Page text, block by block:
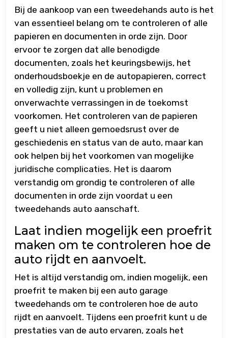
Bij de aankoop van een tweedehands auto is het
van essentieel belang om te controleren of alle
papieren en documenten in orde zijn. Door
ervoor te zorgen dat alle benodigde
documenten, zoals het keuringsbewijs, het
onderhoudsboekje en de autopapieren, correct
en volledig zijn, kunt u problemen en
onverwachte verrassingen in de toekomst
voorkomen. Het controleren van de papieren
geeft u niet alleen gemoedsrust over de
geschiedenis en status van de auto, maar kan
ook helpen bij het voorkomen van mogelijke
juridische complicaties. Het is daarom
verstandig om grondig te controleren of alle
documenten in orde zijn voordat u een
tweedehands auto aanschaft.
Laat indien mogelijk een proefrit
maken om te controleren hoe de
auto rijdt en aanvoelt.
Het is altijd verstandig om, indien mogelijk, een
proefrit te maken bij een auto garage
tweedehands om te controleren hoe de auto
rijdt en aanvoelt. Tijdens een proefrit kunt u de
prestaties van de auto ervaren, zoals het